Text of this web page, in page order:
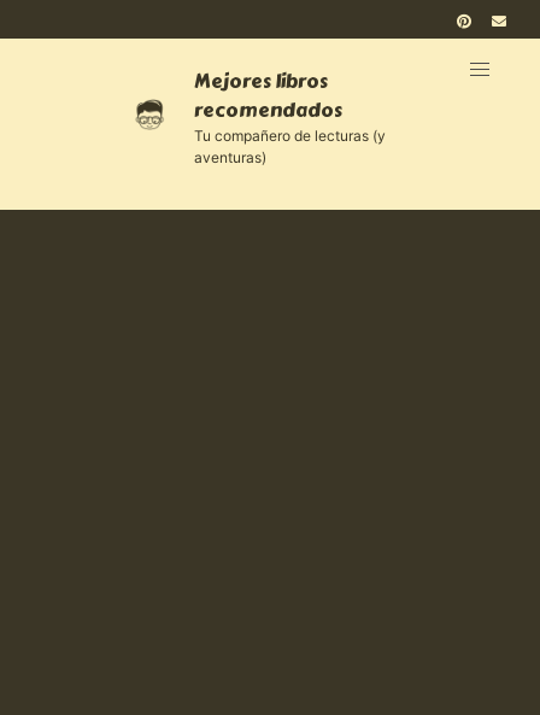
Mejores libros
recomendados
Tu compañero de lecturas (y
aventuras)